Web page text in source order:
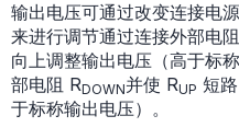
输出电压可通过改变连接电
来进行调节通过连接外部电
向上调整输出电压（高于标
部电阻 RDOWN并使 RUP 短
于标称输出电压）。